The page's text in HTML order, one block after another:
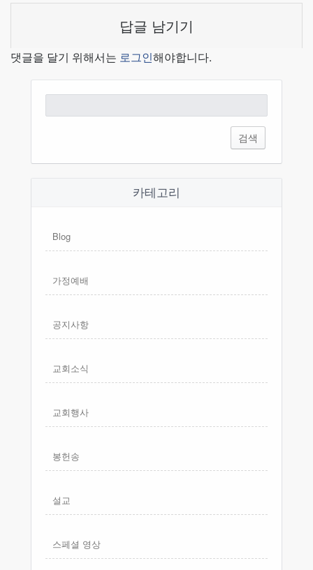
답글 남기기
댓글을 달기 위해서는 로그인해야합니다.
색:
카테고리
Blog
가정예배
공지사항
교회소식
교회행사
봉헌송
설교
스페셜 영상